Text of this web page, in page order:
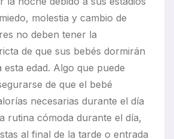
molestia y cambio de
no deben tener la
de que sus bebés dormirán
edad. Algo que puede
de que el bebé
necesarias durante el día
rutina cómoda durante el día,
al final de la tarde o entrada